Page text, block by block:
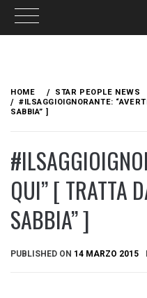
content
HOME
STAR PEOPLE NEWS
#ILSAGGIOIGNORANTE:
SABBIA” ]
QUI” [ TRATTA
SABBIA” ]
PUBLISHED ON 14 MARZO 2015